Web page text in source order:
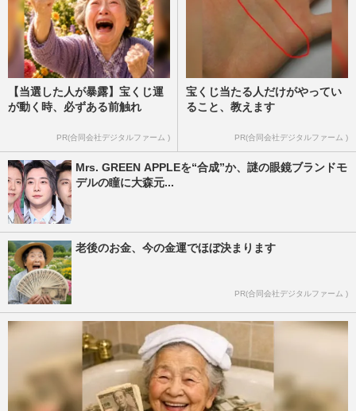
【当選した人が暴露】宝くじ運
が動く時、必ずある前触れ
PR(合同会社デジタルファーム )
宝くじ当たる人だけがやってい
ること、教えます
PR(合同会社デジタルファーム )
Mrs. GREEN APPLEを“合成”か、謎の眼鏡ブランドモ
デルの瞳に大森元...
老後のお金、今の金運でほぼ決まります
PR(合同会社デジタルファーム )